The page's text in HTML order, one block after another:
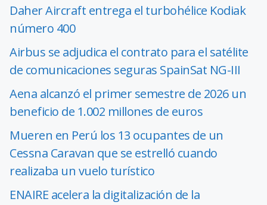
Daher Aircraft entrega el turbohélice Kodiak
número 400
Airbus se adjudica el contrato para el satélite
de comunicaciones seguras SpainSat NG-III
Aena alcanzó el primer semestre de 2026 un
beneficio de 1.002 millones de euros
Mueren en Perú los 13 ocupantes de un
Cessna Caravan que se estrelló cuando
realizaba un vuelo turístico
ENAIRE acelera la digitalización de la